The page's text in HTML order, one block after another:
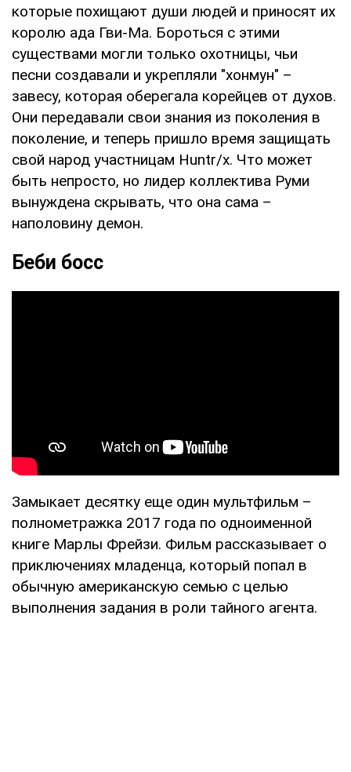
которые похищают души людей и приносят их
королю ада Гви-Ма. Бороться с этими
существами могли только охотницы, чьи
песни создавали и укрепляли "хонмун" –
завесу, которая оберегала корейцев от духов.
Они передавали свои знания из поколения в
поколение, и теперь пришло время защищать
свой народ участницам Huntr/x. Что может
быть непросто, но лидер коллектива Руми
вынуждена скрывать, что она сама –
наполовину демон.
Беби босс
Замыкает десятку еще один мультфильм –
полнометражка 2017 года по одноименной
книге Марлы Фрейзи. Фильм рассказывает о
приключениях младенца, который попал в
обычную американскую семью с целью
выполнения задания в роли тайного агента.